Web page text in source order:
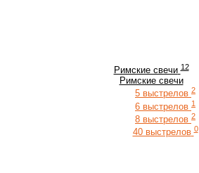
Римские свечи 12
Римские свечи
5 выстрелов 2
6 выстрелов 1
8 выстрелов 2
40 выстрелов 0